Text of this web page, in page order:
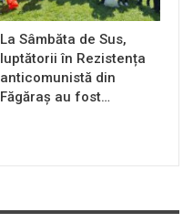
La Sâmbăta de Sus,
luptătorii în Rezistența
anticomunistă din
Făgăraș au fost…